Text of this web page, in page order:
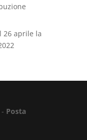
26 aprile la
- Posta